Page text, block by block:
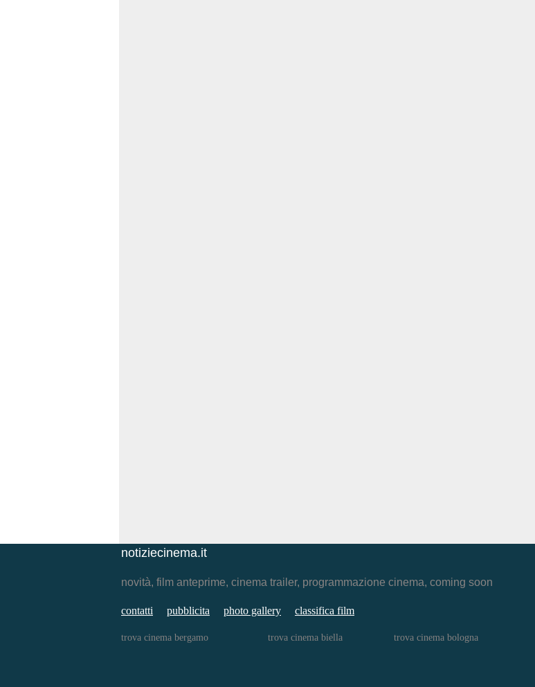
notiziecinema.it
novità, film anteprime, cinema trailer, programmazione cinema, coming soon
contatti pubblicita photo gallery classifica film
trova cinema bergamo trova cinema biella trova cinema bologna